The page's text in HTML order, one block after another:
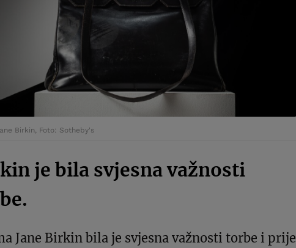
Birkin, Foto: Sotheby's
je bila svjesna važnosti
Jane Birkin bila je svjesna važnosti torbe i prije